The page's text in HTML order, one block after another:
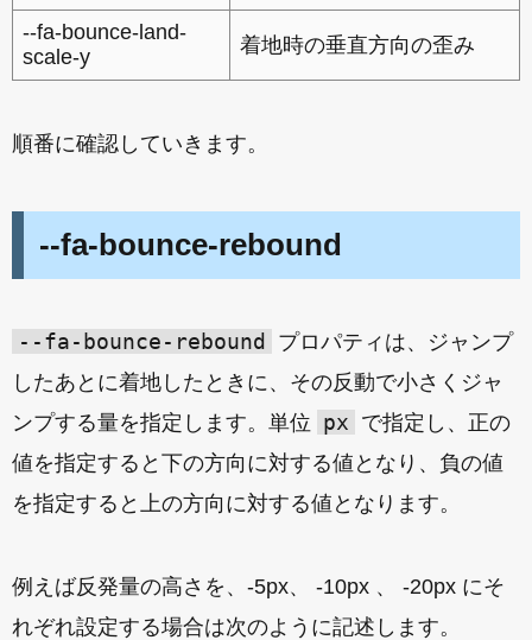
--fa-bounce-land-
scale-y
着地時の垂直方向の歪み
順番に確認していきます。
--fa-bounce-rebound
--fa-bounce-rebound
プロパティは、ジャンプ
したあとに着地したときに、その反動で小さくジャ
ンプする量を指定します。単位 px で指定し、正の
値を指定すると下の方向に対する値となり、負の値
を指定すると上の方向に対する値となります。
例えば反発量の高さを、-5px、 -10px 、 -20px にそ
れぞれ設定する場合は次のように記述します。